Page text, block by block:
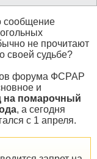
сообщение
не прочитают
своей судьбе?
форума ФСРАР
и
на помарочный
, а сегодня
с 1 апреля.